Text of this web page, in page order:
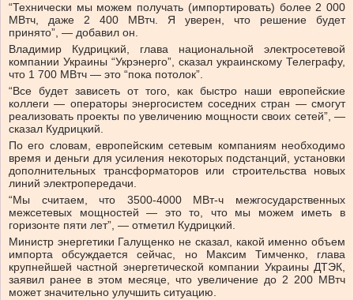
“Технически мы можем получать (импортировать) более 2 000
МВтч, даже 2 400 МВтч. Я уверен, что решение будет
принято”, — добавил он.
Владимир Кудрицкий, глава национальной электросетевой
компании Украины “Укрэнерго”, сказал украинскому Телеграфу,
что 1 700 МВтч — это “пока потолок”.
“Все будет зависеть от того, как быстро наши европейские
коллеги — операторы энергосистем соседних стран — смогут
реализовать проекты по увеличению мощности своих сетей”, —
сказал Кудрицкий.
По его словам, европейским сетевым компаниям необходимо
время и деньги для усиления некоторых подстанций, установки
дополнительных трансформаторов или строительства новых
линий электропередачи.
“Мы считаем, что 3500-4000 МВт-ч межгосударственных
межсетевых мощностей — это то, что мы можем иметь в
горизонте пяти лет”, — отметил Кудрицкий.
Министр энергетики Галущенко не сказал, какой именно объем
импорта обсуждается сейчас, но Максим Тимченко, глава
крупнейшей частной энергетической компании Украины ДТЭК,
заявил ранее в этом месяце, что увеличение до 2 200 МВтч
может значительно улучшить ситуацию.